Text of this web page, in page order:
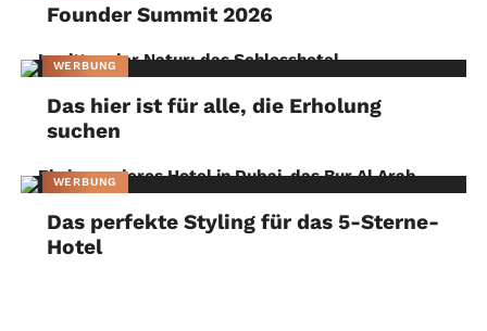
Founder Summit 2026
WERBUNG
Das hier ist für alle, die Erholung
suchen
WERBUNG
Das perfekte Styling für das 5-Sterne-
Hotel